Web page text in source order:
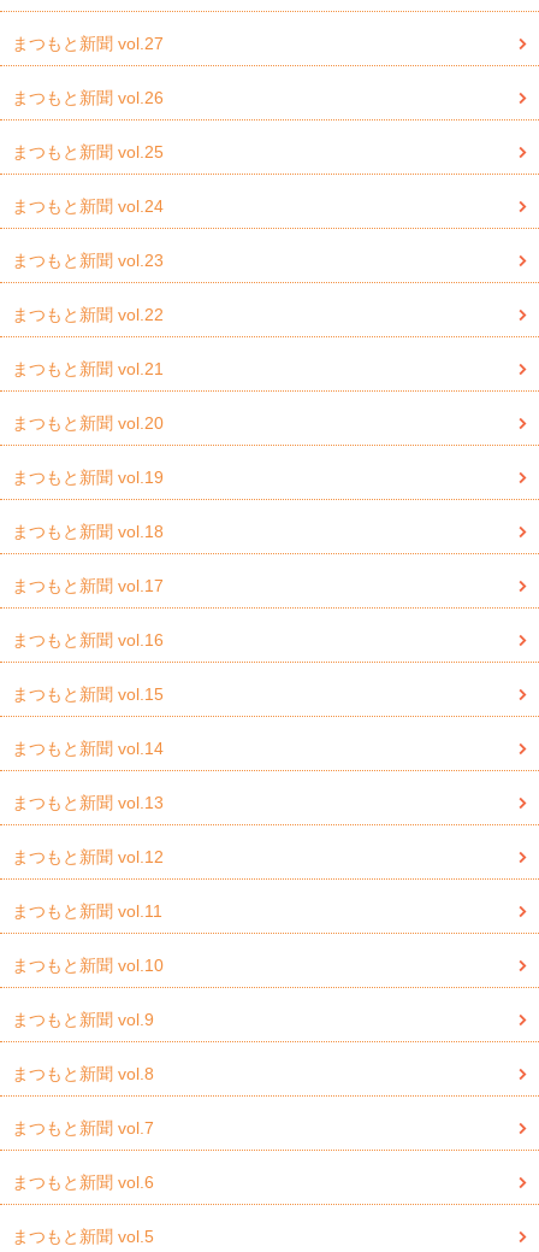
まつもと新聞 vol.27
まつもと新聞 vol.26
まつもと新聞 vol.25
まつもと新聞 vol.24
まつもと新聞 vol.23
まつもと新聞 vol.22
まつもと新聞 vol.21
まつもと新聞 vol.20
まつもと新聞 vol.19
まつもと新聞 vol.18
まつもと新聞 vol.17
まつもと新聞 vol.16
まつもと新聞 vol.15
まつもと新聞 vol.14
まつもと新聞 vol.13
まつもと新聞 vol.12
まつもと新聞 vol.11
まつもと新聞 vol.10
まつもと新聞 vol.9
まつもと新聞 vol.8
まつもと新聞 vol.7
まつもと新聞 vol.6
まつもと新聞 vol.5